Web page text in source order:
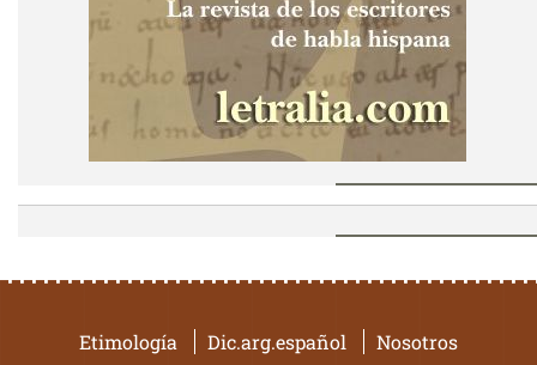
Etimología Dic.arg.español Nosotros